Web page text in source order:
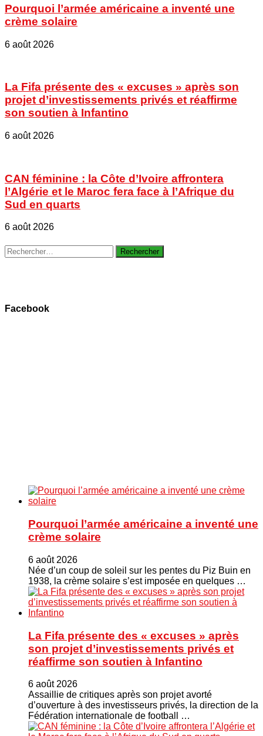
Pourquoi l’armée américaine a inventé une
crème solaire
6 août 2026
La Fifa présente des « excuses » après son
projet d’investissements privés et réaffirme
son soutien à Infantino
6 août 2026
CAN féminine : la Côte d’Ivoire affrontera
l’Algérie et le Maroc fera face à l’Afrique du
Sud en quarts
6 août 2026
Rechercher :
Facebook
Pourquoi l’armée américaine a inventé une
crème solaire
6 août 2026
Née d’un coup de soleil sur les pentes du Piz Buin en
1938, la crème solaire s’est imposée en quelques …
La Fifa présente des « excuses » après
son projet d’investissements privés et
réaffirme son soutien à Infantino
6 août 2026
Assaillie de critiques après son projet avorté
d’ouverture à des investisseurs privés, la direction de la
Fédération internationale de football …